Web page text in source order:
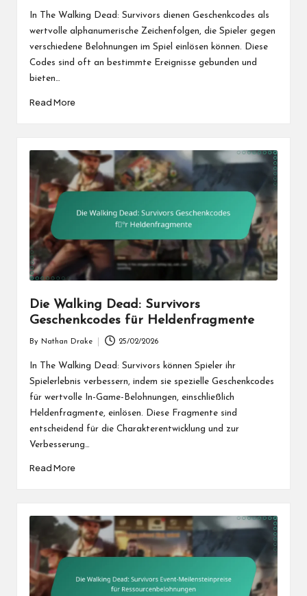
byIn The Walking Dead: Survivors dienen Geschenkcodes als
wertvolle alphanumerische Zeichenfolgen, die Spieler gegen
verschiedene Belohnungen im Spiel einlösen können. Diese
Codes sind oft an bestimmte Ereignisse gebunden und
bieten…
Read More
Die Walking Dead: Survivors
Geschenkcodes für Heldenfragmente
by
By Nathan Drake 25/02/2026
In The Walking Dead: Survivors können Spieler ihr
Spielerlebnis verbessern, indem sie spezielle Geschenkcodes
für wertvolle In-Game-Belohnungen, einschließlich
Heldenfragmente, einlösen. Diese Fragmente sind
entscheidend für die Charakterentwicklung und zur
Verbesserung…
Read More